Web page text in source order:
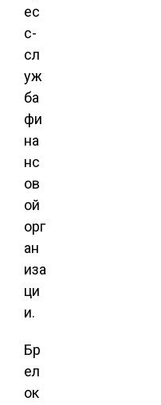
ес
с-
сл
уж
ба
фи
на
нс
ов
ой
орг
ан
иза
ци
и.
Бр
ел
ок